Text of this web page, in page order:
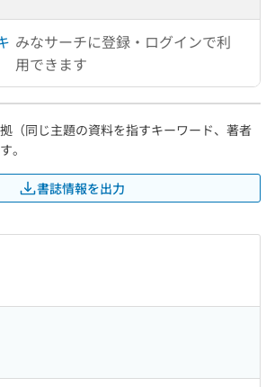
みなサーチに登録・ログインで利
用できます
（同じ主題の資料を指すキーワード、著者
。
書誌情報を出力